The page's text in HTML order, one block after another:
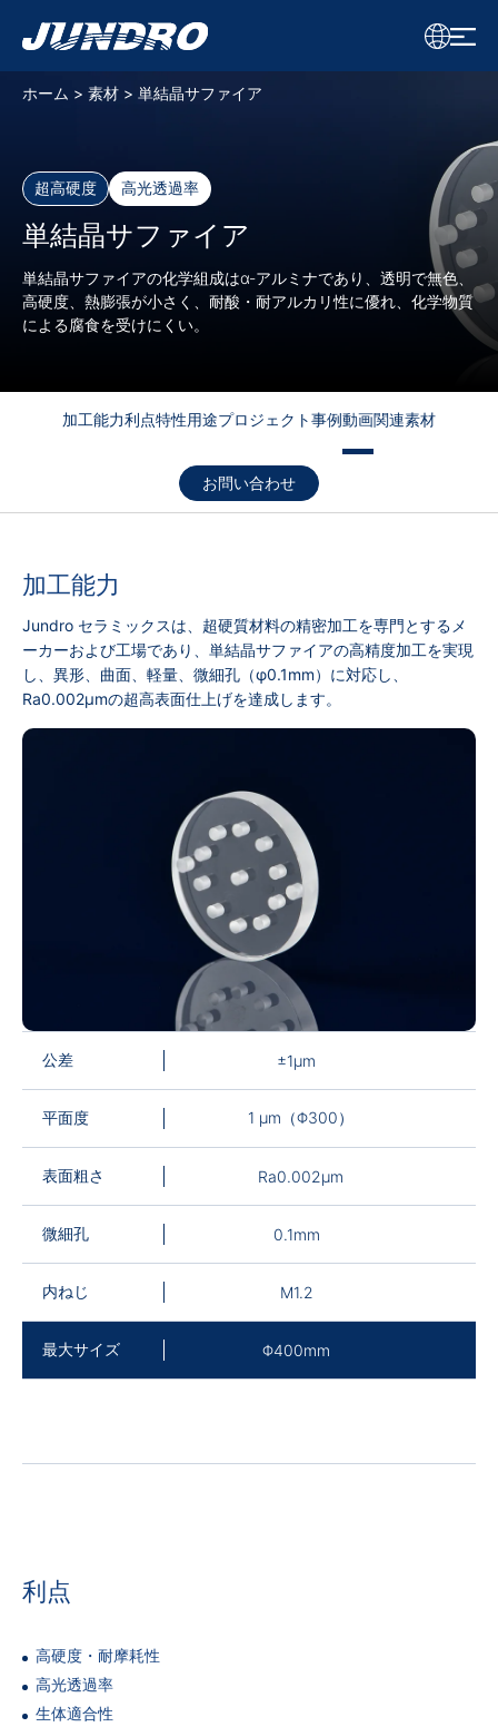
n
ホーム 素材 単結晶サファイア
超高硬度 高光透過率
単結晶サファイア
単結晶サファイアの化学組成はα-アルミナであり、透明で無色、
高硬度、熱膨張が小さく、耐酸・耐アルカリ性に優れ、化学物質
による腐食を受けにくい。
加工能力利点特性用途プロジェクト事例動画関連素材
お問い合わせ
加工能力
Jundro セラミックスは、超硬質材料の精密加工を専門とするメ
ーカーおよび工場であり、単結晶サファイアの高精度加工を実現
し、異形、曲面、軽量、微細孔（φ0.1mm）に対応し、
Ra0.002μmの超高表面仕上げを達成します。
公差 ±1μm
平面度 1 µm（Φ300）
表面粗さ Ra0.002μm
微細孔 0.1mm
内ねじ M1.2
最大サイズ Φ400mm
利点
高硬度・耐摩耗性
高光透過率
生体適合性